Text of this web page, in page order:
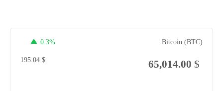
Bitcoin (BTC)
0.3%
$
65,014.00
$
195.04